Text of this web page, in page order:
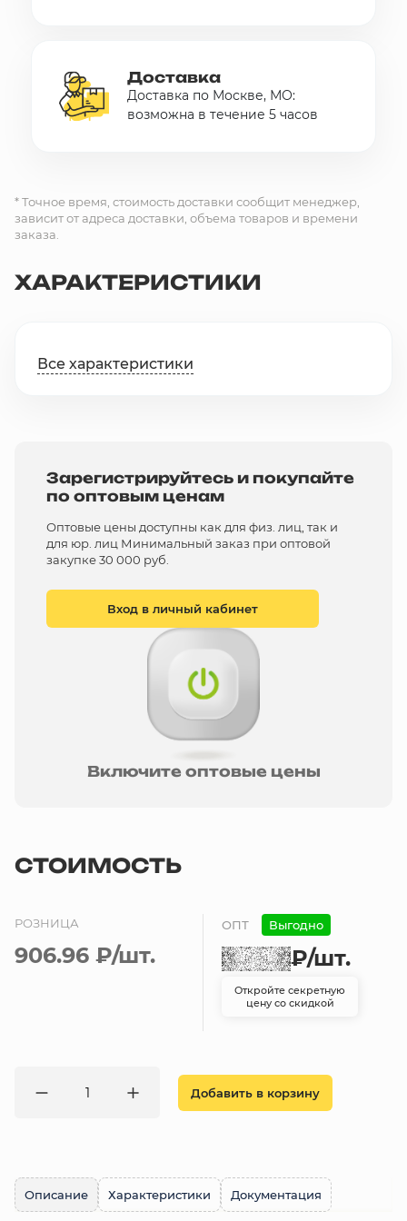
Доставка
Доставка по Москве, МО:
возможна в течение 5 часов
* Точное время, стоимость доставки сообщит менеджер,
зависит от адреса доставки, объема товаров и времени
заказа.
ХАРАКТЕРИСТИКИ
Все характеристики
Зарегистрируйтесь и покупайте
по оптовым ценам
Оптовые цены доступны как для физ. лиц, так и
для юр. лиц Минимальный заказ при оптовой
закупке 30 000 руб.
Вход в личный кабинет
Включите оптовые цены
СТОИМОСТЬ
РОЗНИЦА
906.96 ₽/шт.
ОПТ Выгодно
₽/шт.
Откройте секретную
цену со скидкой
Добавить в корзину
Описание Характеристики Документация